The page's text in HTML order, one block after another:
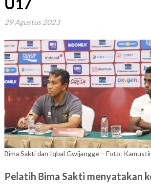
29 Agustus 2023
Bima Sakti dan Iqbal Gwijangge – Foto:
Pelatih Bima Sakti menyatakan